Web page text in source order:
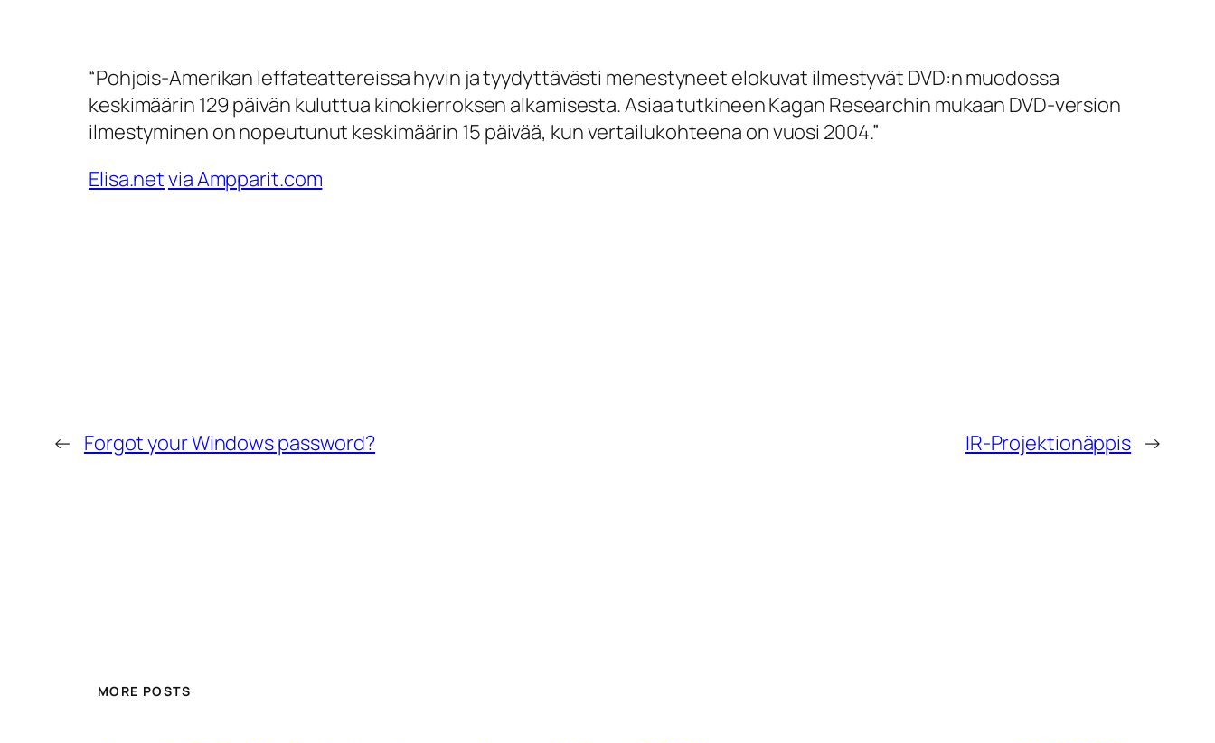
“Pohjois-Amerikan leffateattereissa hyvin ja tyydyttävästi menestyneet elokuvat ilmestyvät DVD:n muodossa
keskimäärin 129 päivän kuluttua kinokierroksen alkamisesta. Asiaa tutkineen Kagan Researchin mukaan DVD-version
ilmestyminen on nopeutunut keskimäärin 15 päivää, kun vertailukohteena on vuosi 2004.”
Elisa.netvia Ampparit.com
← Forgot your Windows password? IR-Projektionäppis →
MORE POSTS